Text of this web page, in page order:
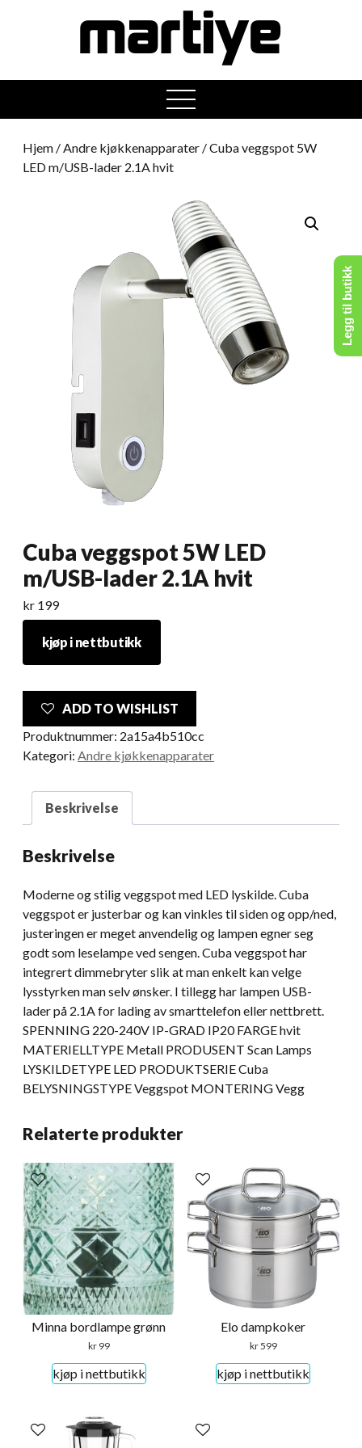
open
menu
Hjem /Andre kjøkkenapparater / Cuba veggspot 5W
LED m/USB-lader 2.1A hvit
Cuba veggspot 5W LED
m/USB-lader 2.1A hvit
kr 199
kjøp i nettbutikk
ADD TO WISHLIST
Produktnummer: 2a15a4b510cc
Kategori: Andre kjøkkenapparater
Beskrivelse
Beskrivelse
Moderne og stilig veggspot med LED lyskilde. Cuba
veggspot er justerbar og kan vinkles til siden og opp/ned,
justeringen er meget anvendelig og lampen egner seg
godt som leselampe ved sengen. Cuba veggspot har
integrert dimmebryter slik at man enkelt kan velge
lysstyrken man selv ønsker. I tillegg har lampen USB-
lader på 2.1A for lading av smarttelefon eller nettbrett.
SPENNING 220-240V IP-GRAD IP20 FARGE hvit
MATERIELLTYPE Metall PRODUSENT Scan Lamps
LYSKILDETYPE LED PRODUKTSERIE Cuba
BELYSNINGSTYPE Veggspot MONTERING Vegg
Relaterte produkter
Minna bordlampe grønn
kr99
kjøp i nettbutikk
Elo dampkoker
kr599
kjøp i nettbutikk
Legg til butikk